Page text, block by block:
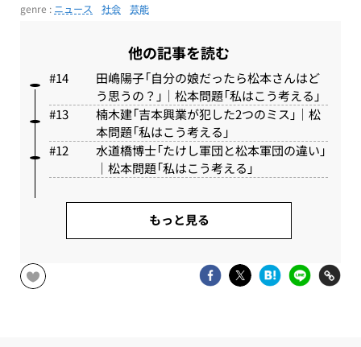
genre : ニュース 社会 芸能
他の記事を読む
田嶋陽子「自分の娘だったら松本さんはど
う思うの？」｜松本問題「私はこう考える」
楠木建「吉本興業が犯した2つのミス」｜松
本問題「私はこう考える」
水道橋博士「たけし軍団と松本軍団の違い」
｜松本問題「私はこう考える」
もっと見る